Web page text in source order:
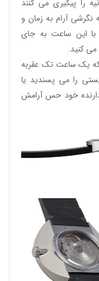
را پیگیری می کنند
نگرشی آرام به زمان و
با این ساعت به جای
می کنید.
یک ساعت تک عقربه
را می پسندید یا
خود حس آرامش